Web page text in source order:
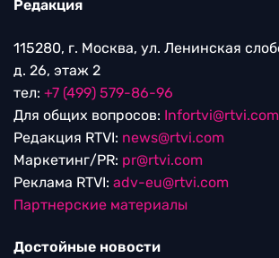
Редакция
115280, г. Москва, ул. Ленинская
д. 26, этаж 2
тел: +7 (499) 579-86-96
Для общих вопросов: Infortvi@rtvi.com
Редакция RTVI: news@rtvi.com
Маркетинг/PR: pr@rtvi.com
Реклама RTVI: adv-eu@rtvi.com
Партнерские материалы
Достойные новости